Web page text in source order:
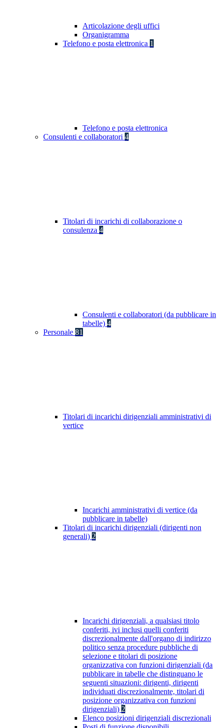
Articolazione degli uffici
Organigramma
Telefono e posta elettronica 1
Telefono e posta elettronica
Consulenti e collaboratori 4
Titolari di incarichi di collaborazione o
consulenza 4
Consulenti e collaboratori (da pubblicare in
tabelle) 4
Personale 81
Titolari di incarichi dirigenziali amministrativi di
vertice
Incarichi amministrativi di vertice (da
pubblicare in tabelle)
Titolari di incarichi dirigenziali (dirigenti non
generali) 2
Incarichi dirigenziali, a qualsiasi titolo
conferiti, ivi inclusi quelli conferiti
discrezionalmente dall'organo di indirizzo
politico senza procedure pubbliche di
selezione e titolari di posizione
organizzativa con funzioni dirigenziali (da
pubblicare in tabelle che distinguano le
seguenti situazioni: dirigenti, dirigenti
individuati discrezionalmente, titolari di
posizione organizzativa con funzioni
dirigenziali) 2
Elenco posizioni dirigenziali discrezionali